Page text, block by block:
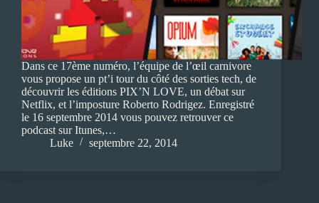
Dans ce 17ème numéro, l’équipe de l’œil carnivore
vous propose un pt’i tour du côté des sorties tech, de
découvrir les éditions PIX’N LOVE, un débat sur
Netflix, et l’imposture Roberto Rodrigez. Enregistré
le 16 septembre 2014 vous pouvez retrouver ce
podcast sur Itunes,…
Luke
septembre 22, 2014